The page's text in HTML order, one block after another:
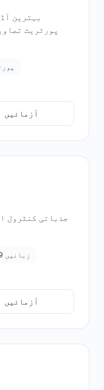
بہترین
پورٹریٹ
آزمائیں
جذباتی کنٹرول
29 زبانیں
آزمائیں